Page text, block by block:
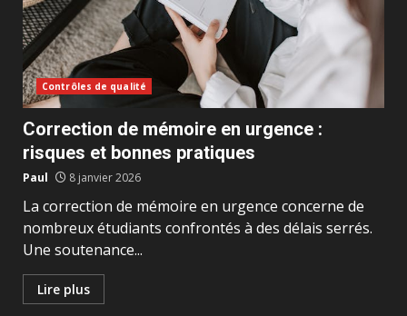
Contrôles de qualité
Correction de mémoire en urgence :
risques et bonnes pratiques
Paul 8 janvier 2026
La correction de mémoire en urgence concerne de
nombreux étudiants confrontés à des délais serrés.
Une soutenance...
Lire plus